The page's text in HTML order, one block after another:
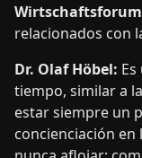
relacionados con
Dr. Olaf Höbel:
tiempo, similar a
estar siempre un
concienciación